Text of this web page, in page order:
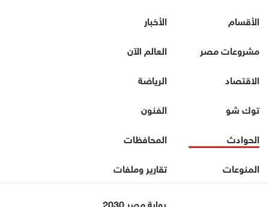
الأقسام
الأخبار
مشروعات مصر
العالم الآن
الاقتصاد
الرياضة
توك شو
الفنون
الحوادث
المحافظات
المنوعات
تقارير وملفات
بوابة مصر 2030